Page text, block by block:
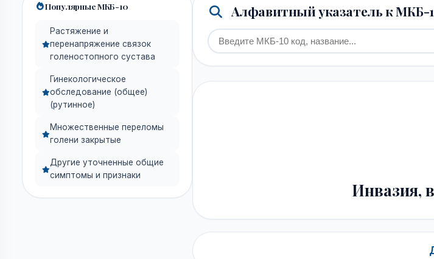
Популярные МКБ-10
Растяжение и
перенапряжение связок
голеностопного сустава
Гинекологическое
обследование (общее)
(рутинное)
Множественные переломы
голени закрытые
Другие уточненные общие
симптомы и признаки
Алфавитный указатель к МКБ-
Инвазия,